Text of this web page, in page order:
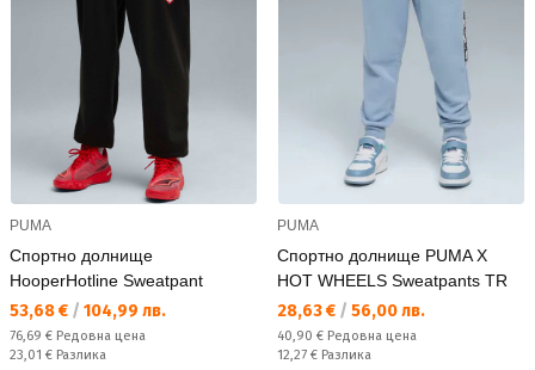
PUMA
Спортно долнище
HooperHotline Sweatpant
Текуща цена:
53,68 € / 104,99 лв.
Редовна цена:
76,69 € Редовна цена
Спестявате:
23,01 € Разлика
PUMA
Спортно долнище PUMA X
HOT WHEELS Sweatpants TR
Текуща цена:
28,63 € / 56,00 лв.
Редовна цена:
40,90 € Редовна цена
Спестявате:
12,27 € Разлика